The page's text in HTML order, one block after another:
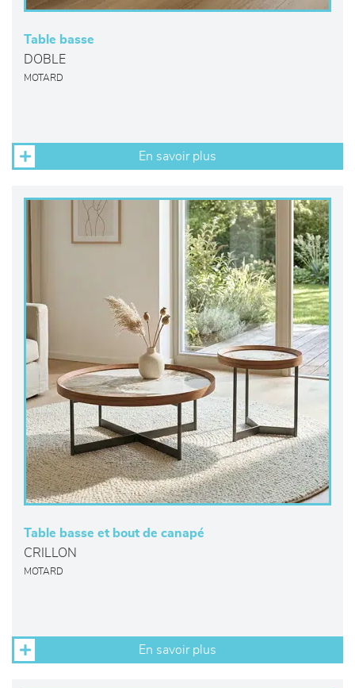
Table basse
DOBLE
MOTARD
En savoir plus
Table basse et bout de canapé
CRILLON
MOTARD
En savoir plus